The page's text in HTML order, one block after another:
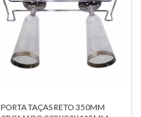
PORTA TAÇAS RETO 350MM